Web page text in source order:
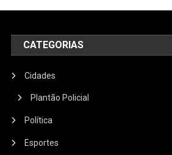
CATEGORIAS
Cidades
Plantão Policial
Política
Esportes